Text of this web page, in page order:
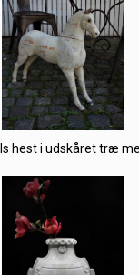
hest i udskåret træ